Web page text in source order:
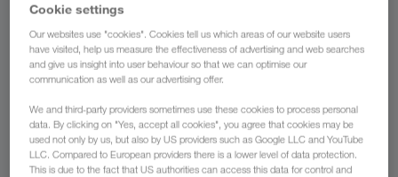
От
България
За
Cookie settings
Our websites use "cookies". Cookies tell us which areas of our website users
have visited, help us measure the effectiveness of advertising and web searches
and give us insight into user behaviour so that we can optimise our
communication as well as our advertising offer.
We and third-party providers sometimes use these cookies to process personal
data. By clicking on "Yes, accept all cookies", you agree that cookies may be
used not only by us, but also by US providers such as Google LLC and YouTube
LLC. Compared to European providers there is a lower level of data protection.
This is due to the fact that US authorities can access this data for control and